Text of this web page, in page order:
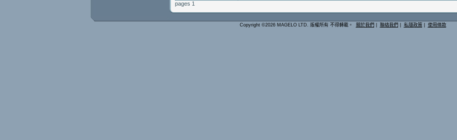
pages 1
Copyright ©2026 MAGELO LTD. 版權所有 不得轉載。 關於我們 聯絡我們 私隱政策| 使用條款